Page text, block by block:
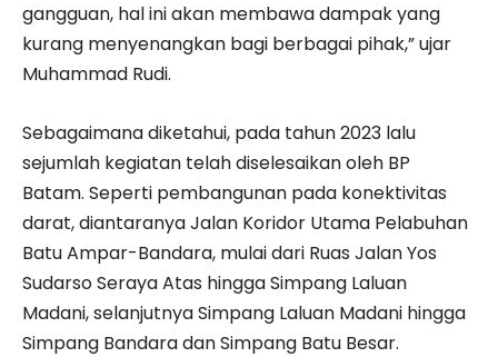
gangguan, hal ini akan membawa dampak yang
kurang menyenangkan bagi berbagai pihak,” ujar
Muhammad Rudi.
Sebagaimana diketahui, pada tahun 2023 lalu
sejumlah kegiatan telah diselesaikan oleh BP
Batam. Seperti pembangunan pada konektivitas
darat, diantaranya Jalan Koridor Utama Pelabuhan
Batu Ampar-Bandara, mulai dari Ruas Jalan Yos
Sudarso Seraya Atas hingga Simpang Laluan
Madani, selanjutnya Simpang Laluan Madani hingga
Simpang Bandara dan Simpang Batu Besar.